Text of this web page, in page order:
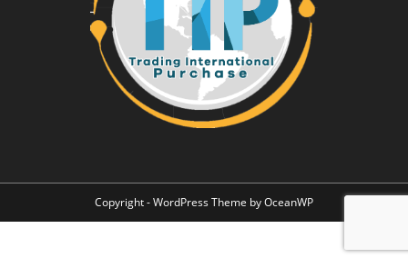
Copyright - WordPress Theme by OceanWP